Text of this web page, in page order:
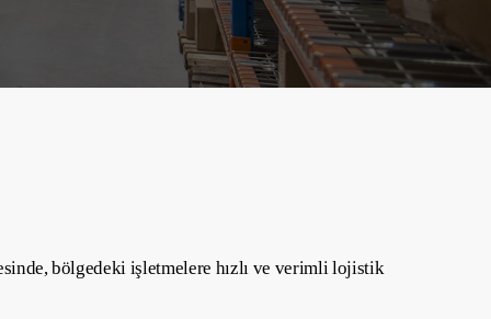
bölgedeki işletmelere hızlı ve verimli lojistik